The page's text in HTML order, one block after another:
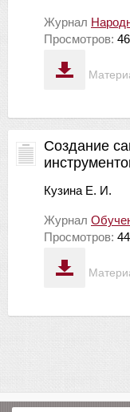
Журнал
Просмотров:
Создание
Кузина Е. И.
Журнал
Просмотров: